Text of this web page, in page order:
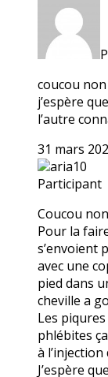
coucou
j’espère
l’autre
31 mars
aria10
Participant
Coucou
Pour la
s’envoient
avec une
pied dans
cheville a
Les
phlébites
à l’injection
J’espère